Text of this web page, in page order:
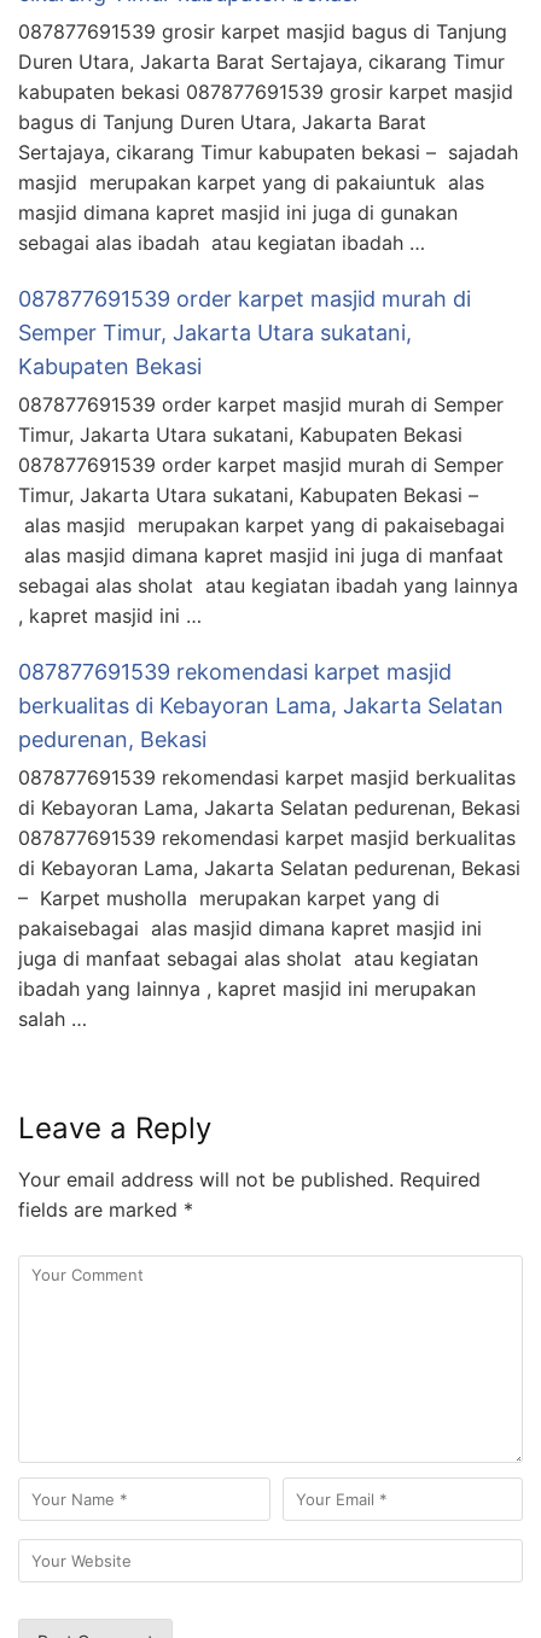
087877691539 grosir karpet masjid bagus di Tanjung
Duren Utara, Jakarta Barat Sertajaya, cikarang Timur
kabupaten bekasi 087877691539 grosir karpet masjid
bagus di Tanjung Duren Utara, Jakarta Barat
Sertajaya, cikarang Timur kabupaten bekasi – sajadah
masjid merupakan karpet yang di pakaiuntuk alas
masjid dimana kapret masjid ini juga di gunakan
sebagai alas ibadah atau kegiatan ibadah …
087877691539 order karpet masjid murah di
Semper Timur, Jakarta Utara sukatani,
Kabupaten Bekasi
087877691539 order karpet masjid murah di Semper
Timur, Jakarta Utara sukatani, Kabupaten Bekasi
087877691539 order karpet masjid murah di Semper
Timur, Jakarta Utara sukatani, Kabupaten Bekasi –
alas masjid merupakan karpet yang di pakaisebagai
alas masjid dimana kapret masjid ini juga di manfaat
sebagai alas sholat atau kegiatan ibadah yang lainnya
, kapret masjid ini …
087877691539 rekomendasi karpet masjid
berkualitas di Kebayoran Lama, Jakarta Selatan
pedurenan, Bekasi
087877691539 rekomendasi karpet masjid berkualitas
di Kebayoran Lama, Jakarta Selatan pedurenan, Bekasi
087877691539 rekomendasi karpet masjid berkualitas
di Kebayoran Lama, Jakarta Selatan pedurenan, Bekasi
– Karpet musholla merupakan karpet yang di
pakaisebagai alas masjid dimana kapret masjid ini
juga di manfaat sebagai alas sholat atau kegiatan
ibadah yang lainnya , kapret masjid ini merupakan
salah …
Leave a Reply
Your email address will not be published. Required
fields are marked *